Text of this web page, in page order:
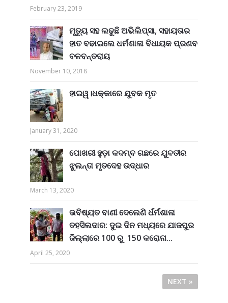
February 23, 2019
ମୃତ୍ୟୁ ସହ ଲଢୁଛି ଅଭିଲିପ୍ସା, ସହାୟତାର
ହାତ ବଢାଇଲେ ଧର୍ମଶାଳା ବିଧାୟକ ପ୍ରଣବ
ବଳବନ୍ତରାୟ
November 10, 2018
ହାଇୱ।ଧକ୍କାରେ ଯୁବକ ମୃତ
January 31, 2020
ପୋଖରୀ ହୁଡ଼ା କଦମ୍ବ ଗଛରେ ଯୁବତୀର
ଝୁଲନ୍ତା ମୃତଦେହ ଉଦ୍ଧାର
March 13, 2020
ଭବିଷ୍ୟତ ବାଣୀ ଦେଲେଣି ର୍ଧର୍ମଶାଳା
ତହସିଲଦାର: ଦୁଇ ଦିନ ମଧ୍ୟରେ ଯାଜପୁର
ଜିଲ୍ଲାରେ 100 ରୁ 150 କରୋନା...
April 25, 2020
NEXT »